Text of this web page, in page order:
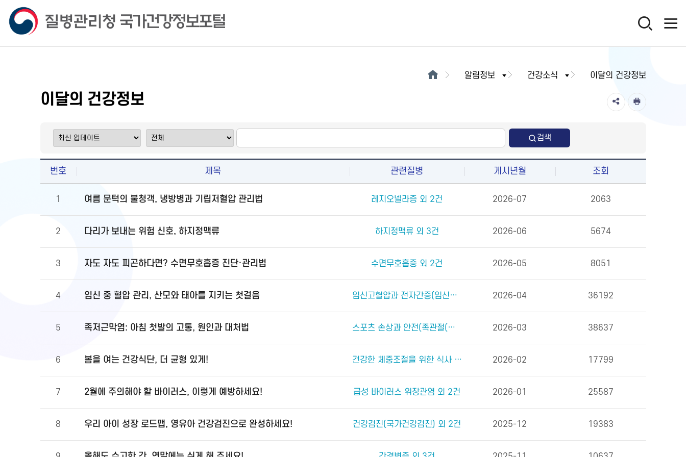
알림정보 건강소식 이달의 건강정보
이달의 건강정보
검색
번호 제목 관련질병 게시년월 조회
1 여름 문턱의 불청객, 냉방병과 기립저혈압 관리법 레지오넬라증 외 2건 2026-07 2063
2 다리가 보내는 위험 신호, 하지정맥류 하지정맥류 외 3건 2026-06 5674
3 자도 자도 피곤하다면? 수면무호흡증 진단·관리법 수면무호흡증 외 2건 2026-05 8051
4 임신 중 혈압 관리, 산모와 태아를 지키는 첫걸음 임신고혈압과 전자간증(임신중독증) 외 4건 2026-04 36192
5 족저근막염: 아침 첫발의 고통, 원인과 대처법 스포츠 손상과 안전(족관절(발목 관절) 손상) 외 2건 2026-03 38637
6 봄을 여는 건강식단, 더 균형 있게! 건강한 체중조절을 위한 식사 외 6건 2026-02 17799
7 2월에 주의해야 할 바이러스, 이렇게 예방하세요! 급성 바이러스 위장관염 외 2건 2026-01 25587
8 우리 아이 성장 로드맵, 영유아 건강검진으로 완성하세요! 건강검진(국가건강검진) 외 2건 2025-12 19383